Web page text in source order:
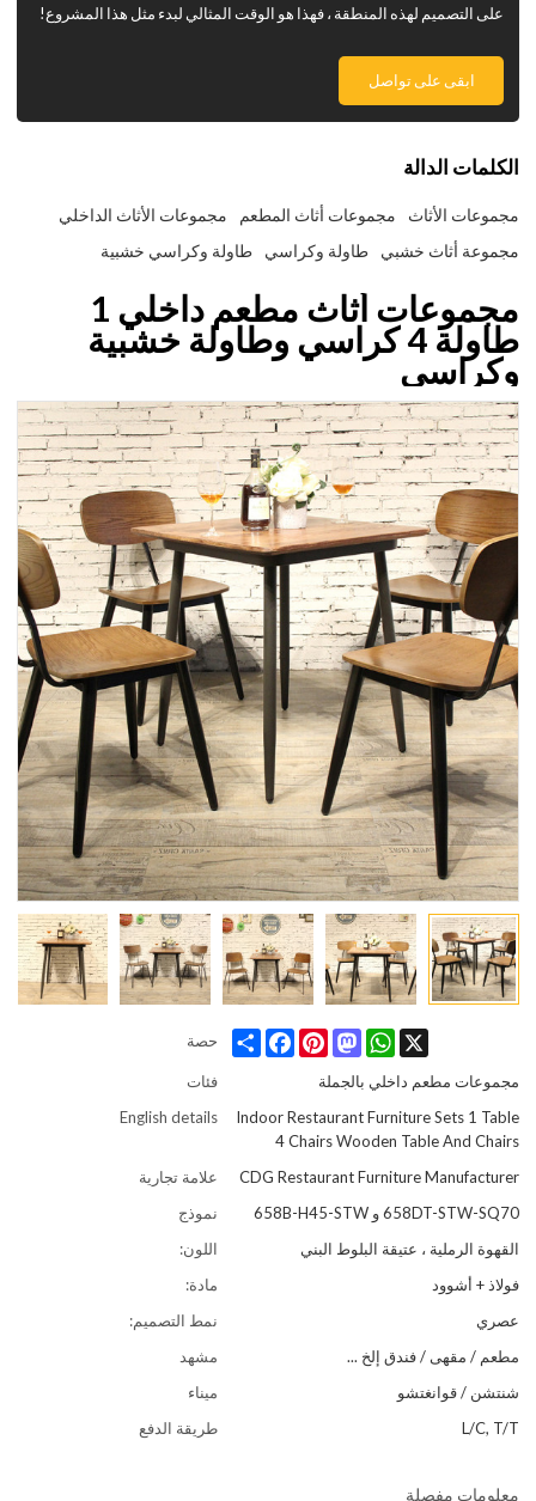
على التصميم لهذه المنطقة ، فهذا هو الوقت المثالي لبدء مثل هذا المشروع!
ابقى على تواصل
الكلمات الدالة
مجموعات الأثاث مجموعات أثاث المطعم
مجموعات الأثاث الداخلي
مجموعة أثاث خشبي
طاولة وكراسي طاولة وكراسي خشبية
مجموعات أثاث مطعم داخلي 1
طاولة 4 كراسي وطاولة خشبية
وكراسي
حصة Share
FacebookPinterest
Mastodon
WhatsApp X
فئات
مجموعات مطعم داخلي بالجملة
English details
Indoor Restaurant Furniture Sets 1 Table
4 Chairs Wooden Table And Chairs
علامة تجارية
CDG Restaurant Furniture Manufacturer
نموذج
658DT-STW-SQ70 و 658B-H45-STW
اللون:
القهوة الرملية ، عتيقة البلوط البني
مادة:
فولاذ + أشوود
نمط التصميم:
عصري
مشهد
مطعم / مقهى / فندق إلخ ...
ميناء
شنتشن / قوانغتشو
طريقة الدفع
L/C, T/T
معلومات مفصلة